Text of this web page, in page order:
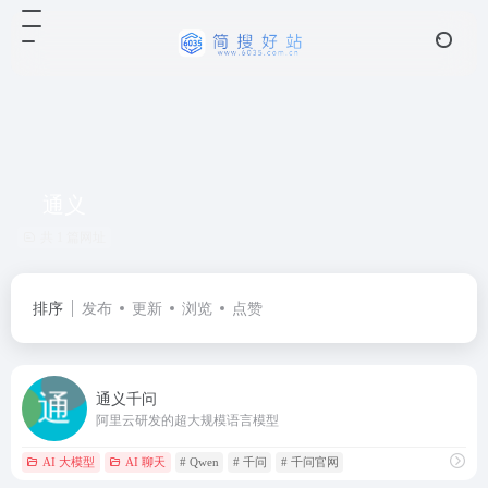
排序 发布 更新 浏览 点赞
通义千问
阿里云研发的超大规模语言模型
AI 大模型 AI 聊天 # Qwen # 千问 # 千问官网